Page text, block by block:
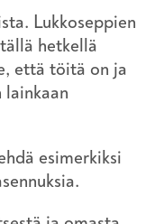
Lukkoseppien
hetkellä
että töitä on ja
esimerkiksi